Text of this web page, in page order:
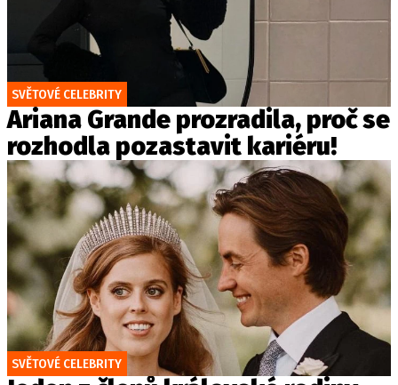
SVĚTOVÉ CELEBRITY
Ariana Grande prozradila, proč se
rozhodla pozastavit kariéru!
SVĚTOVÉ CELEBRITY